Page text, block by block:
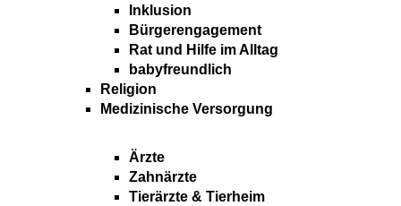
Inklusion
Bürgerengagement
Rat und Hilfe im Alltag
babyfreundlich
Religion
Medizinische Versorgung
Ärzte
Zahnärzte
Tierärzte & Tierheim